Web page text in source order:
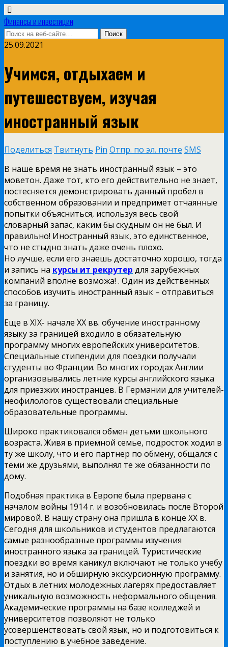
Финансы и инвестиции
25.09.2021
Учимся, отдыхаем и
путешествуем, изучая
иностранный язык
Поделиться Твитнуть Pin Отпр. по эл. почте SMS
В наше время не знать иностранный язык – это
моветон. Даже тот, кто его действительно не знает,
постесняется демонстрировать данный пробел в
собственном образовании и предпримет отчаянные
попытки объясниться, используя весь свой
словарный запас, каким бы скудным он не был. И
правильно! Иностранный язык, это единственное,
что не стыдно знать даже очень плохо.
Но лучше, если его знаешь достаточно хорошо, тогда
и запись на курсы ит рекрутер для зарубежных
компаний вполне возможа! . Один из действенных
способов изучить иностранный язык – отправиться
за границу.
Еще в XIX- начале XX вв. обучение иностранному
языку за границей входило в обязательную
программу многих европейских университетов.
Специальные стипендии для поездки получали
студенты во Франции. Во многих городах Англии
организовывались летние курсы английского языка
для приезжих иностранцев. В Германии для учителей-
неофилологов существовали специальные
образовательные программы.
Широко практиковался обмен детьми школьного
возраста. Живя в приемной семье, подросток ходил в
ту же школу, что и его партнер по обмену, общался с
теми же друзьями, выполнял те же обязанности по
дому.
Подобная практика в Европе была прервана с
началом войны 1914 г. и возобновилась после Второй
мировой. В нашу страну она пришла в конце XX в.
Сегодня для школьников и студентов предлагаются
самые разнообразные программы изучения
иностранного языка за границей. Туристические
поездки во время каникул включают не только учебу
и занятия, но и обширную экскурсионную программу.
Отдых в летних молодежных лагерях предоставляет
уникальную возможность неформального общения.
Академические программы на базе колледжей и
университетов позволяют не только
усовершенствовать свой язык, но и подготовиться к
поступлению в учебное заведение.